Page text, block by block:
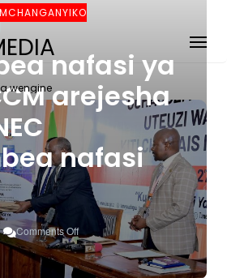
wengine
MCHANGANYIKO
nafasi ya
arejesha
nafasi
Comments Off
Mgombea
Nafasi
Ya